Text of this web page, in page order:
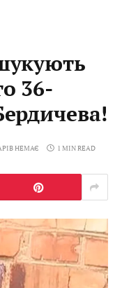
36-
НЕМАЄ 1 MIN READ